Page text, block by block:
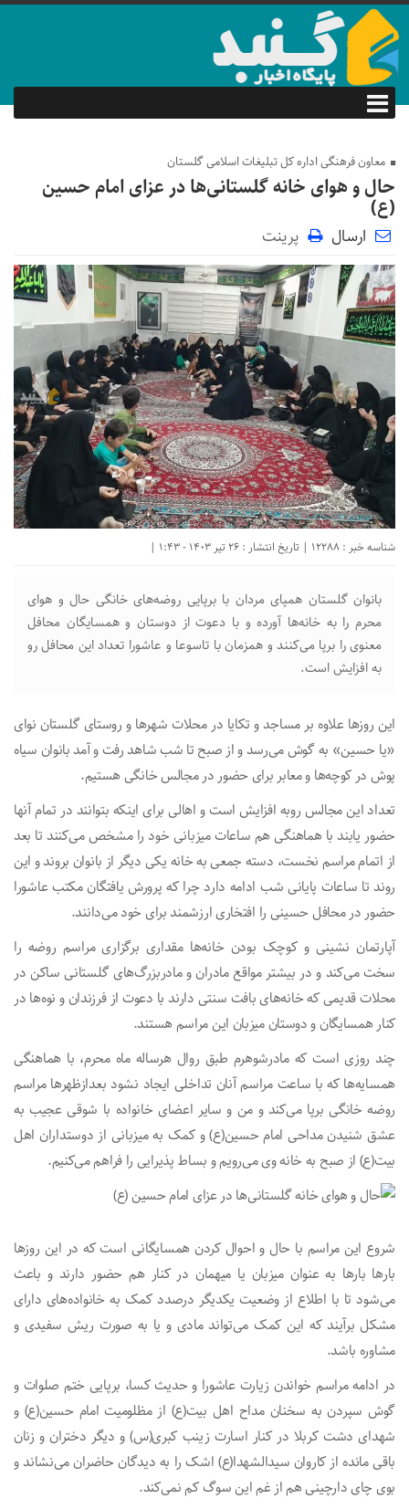
معاون فرهنگی اداره کل تبلیغات اسلامی گلستان
حال و هوای خانه‌ گلستانی‌ها در عزای امام حسین
(ع)
ارسال پرینت
شناسه خبر : 12288 | تاریخ انتشار : 26 تیر 1403 - 1:43 |
بانوان گلستان همپای مردان با برپایی روضه‌های خانگی حال و هوای
محرم را به خانه‌ها آورده و با دعوت از دوستان و همسایگان محافل
معنوی را برپا می‌کنند و همزمان با تاسوعا و عاشورا تعداد این محافل رو
به افزایش است.
این روزها علاوه بر مساجد و تکایا در محلات شهرها و روستای گلستان نوای
«یا حسین» به گوش می‌رسد و از صبح تا شب شاهد رفت و آمد بانوان سیاه
پوش در کوچه‌ها و معابر برای حضور در مجالس خانگی هستیم.
تعداد این مجالس روبه افزایش است و اهالی برای اینکه بتوانند در تمام آنها
حضور یابند با هماهنگی هم ساعات میزبانی خود را مشخص می‌کنند تا بعد
از اتمام مراسم نخست، دسته جمعی به خانه یکی دیگر از بانوان بروند و این
روند تا ساعات پایانی شب ادامه دارد چرا که پرورش یافتگان مکتب عاشورا
حضور در محافل حسینی را افتخاری ارزشمند برای خود می‌دانند.
آپارتمان نشینی و کوچک بودن خانه‌ها مقداری برگزاری مراسم روضه را
سخت می‌کند و در بیشتر مواقع مادران و مادربزرگ‌های گلستانی ساکن در
محلات قدیمی که خانه‌های بافت سنتی دارند با دعوت از فرزندان و نوه‌ها در
کنار همسایگان و دوستان میزبان این مراسم هستند.
چند روزی است که مادرشوهرم طبق روال هرساله ماه محرم، با هماهنگی
همسایه‌ها که با ساعت مراسم آنان تداخلی ایجاد نشود بعدازظهرها مراسم
روضه خانگی برپا می‌کند و من و سایر اعضای خانواده با شوقی عجیب به
عشق شنیدن مداحی امام حسین(ع) و کمک به میزبانی از دوستداران اهل
بیت(ع) از صبح به خانه وی می‌رویم و بساط پذیرایی را فراهم می‌کنیم.
شروع این مراسم با حال و احوال کردن همسایگانی است که در این روزها
بارها بارها به عنوان میزبان یا میهمان در کنار هم حضور دارند و باعث
می‌شود تا با اطلاع از وضعیت یکدیگر درصدد کمک به خانواده‌های دارای
مشکل برآیند که این کمک می‌تواند مادی و یا به صورت ریش سفیدی و
مشاوره باشد.
در ادامه مراسم خواندن زیارت عاشورا و حدیث کسا، برپایی ختم صلوات و
گوش سپردن به سخنان مداح اهل بیت(ع) از مظلومیت امام حسین(ع) و
شهدای دشت کربلا در کنار اسارت زینب کبری(س) و دیگر دختران و زنان
باقی مانده از کاروان سیدالشهدا(ع) اشک را به دیدگان حاضران می‌نشاند و
بوی چای دارچینی هم از غم این سوگ کم نمی‌کند.